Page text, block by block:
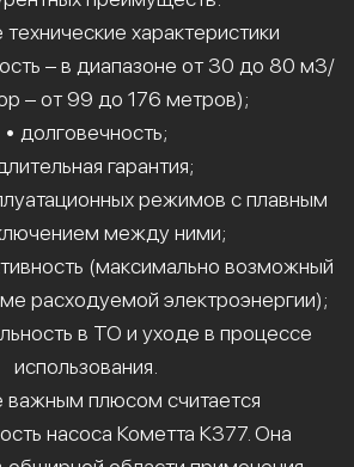
характеристики
– в диапазоне от 30 до 80 м3/
– от 99 до 176 метров);
• долговечность;
гарантия;
режимов с плавным
между ними;
(максимально возможный
расходуемой электроэнергии);
в ТО и уходе в процессе
использования.
плюсом считается
насоса Кометта К377. Она